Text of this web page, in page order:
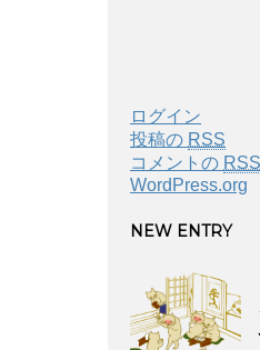
ログイン
投稿の RSS
コメントの RSS
WordPress.org
NEW ENTRY